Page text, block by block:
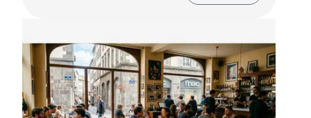
De plus, ils bénéficient d'une excellente visibilité
grâce à un linéaire de vitrine d'environ 12 mètres.
Le bien est traversant, lumineux et
particulièrement adapté à une activité de
profession libérale, médicale ou tertiaire.